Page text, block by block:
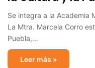
Se integra a la Academia
La Mtra. Marcela Corro
Puebla,…
Leer más »